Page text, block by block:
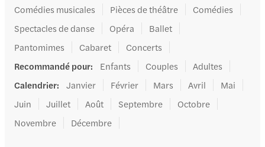
Comédies musicales
Pièces de théâtre
Comédies
Spectacles de danse
Opéra
Ballet
Pantomimes
Cabaret
Concerts
Recommandé pour: Enfants Couples
Adultes
Calendrier: Janvier Février Mars Avril
Mai
Juin
Juillet Août Septembre
Octobre
Novembre
Décembre